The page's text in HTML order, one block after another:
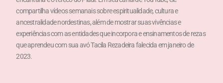
compartilha vídeos semanais sobre espiritualidade, cultura e
ancestralidade nordestinas, além de mostrar suas vivências e
experiências com as entidades que incorpora e ensinamentos de rezas
que aprendeu com sua avó Tacila Rezadeira falecida em janeiro de
2023.